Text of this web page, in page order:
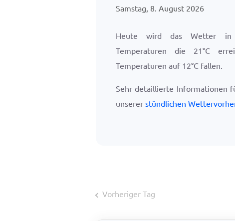
Samstag, 8. August 2026
Heute wird das Wetter in
Temperaturen die 21°C
Temperaturen auf 12°C fallen.
Sehr detaillierte Informationen
unserer stündlichen
Vorheriger Tag